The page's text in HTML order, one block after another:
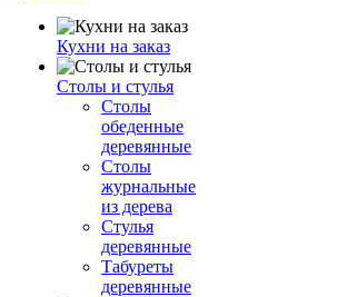
Кухни на заказ
Столы и стулья
Столы
обеденные
деревянные
Столы
журнальные
из дерева
Стулья
деревянные
Табуреты
деревянные